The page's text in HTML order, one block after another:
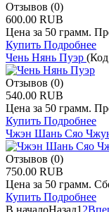
Отзывов (0)
600.00 RUB
Цена за 50 грамм.
Купить Подробнее
Чень Нянь Пуэр
Отзывов (0)
540.00 RUB
Цена за 50 грамм.
Купить Подробнее
Чжэн Шань Сяо
Отзывов (0)
750.00 RUB
Цена за 50 грамм.
Купить Подробнее